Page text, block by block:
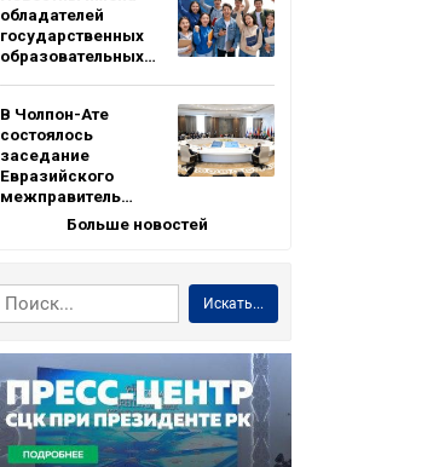
обладателей
государственных
образовательных…
В Чолпон-Ате
состоялось
заседание
Евразийского
межправитель…
Больше новостей
Искать...